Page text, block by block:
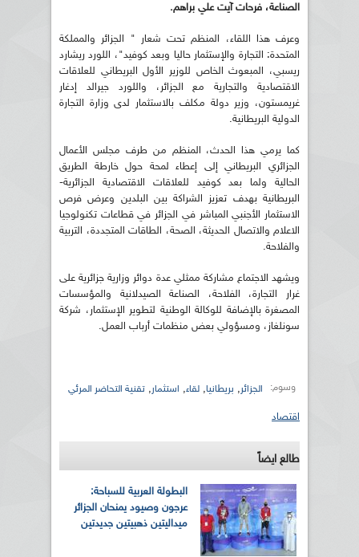
الصناعة، فرحات آيت علي براهم.
وعرف هذا اللقاء، المنظم تحت شعار " الجزائر والمملكة
المتحدة: التجارة والإستثمار حاليا وبعد كوفيد"، اللورد ريشارد
ريسبي، المبعوث الخاص للوزير الأول البريطاني للعلاقات
الاقتصادية والتجارية مع الجزائر، واللورد جيرالد إدغار
غريمستون، وزير دولة مكلف بالاستثمار لدى وزارة التجارة
الدولية البريطانية.
كما يرمي هذا الحدث، المنظم من طرف مجلس الأعمال
الجزائري البريطاني إلى إعطاء لمحة حول خارطة الطريق
الحالية ولما بعد كوفيد للعلاقات الاقتصادية الجزائرية-
البريطانية بهدف تعزيز الشراكة بين البلدين وعرض فرص
الاستثمار الأجنبي المباشر في الجزائر في قطاعات تكنولوجيا
الاعلام والاتصال الحديثة، الصحة، الطاقات المتجددة، التربية
والفلاحة.
ويشهد الاجتماع مشاركة ممثلي عدة دوائر وزارية جزائرية على
غرار التجارة، الفلاحة، الصناعة الصيدلانية والمؤسسات
المصغرة بالإضافة للوكالة الوطنية لتطوير الإستثمار، شركة
سونلغاز، ومسؤولي بعض منظمات أرباب العمل.
وسوم: الجزائر, بريطانيا, لقاء, استثمار, تقنية التحاضر المرئي
اقتصاد
طالع ايضاً
البطولة العربية للسباحة:
عرجون وصيود يمنحان الجزائر
ميداليتين ذهبيتين جديدتين